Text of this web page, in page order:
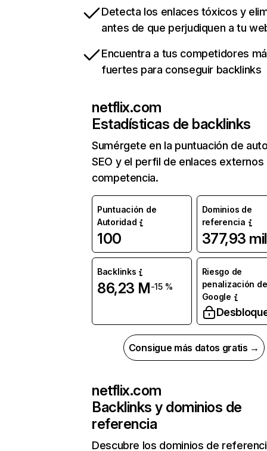
Detecta los enlaces tóxicos y
antes de que perjudiquen a tu
Encuentra a tus competidores
fuertes para conseguir backlinks
netflix.com
Estadísticas de backlinks
Sumérgete en la puntuación de
SEO y el perfil de enlaces externos
competencia.
Puntuación de
Autoridad
100
Dominios de
referencia
377,93 mil
Backlinks
86,23 M-15 %
Riesgo de
penalización de
Google
Consigue más datos gratis →
netflix.com
Backlinks y dominios de
referencia
Descubre los dominios de